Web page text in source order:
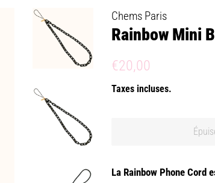
Chems Paris
Rainbow Mini
Prix
€20,00
Taxes incluses.
La Rainbow Phone Cord